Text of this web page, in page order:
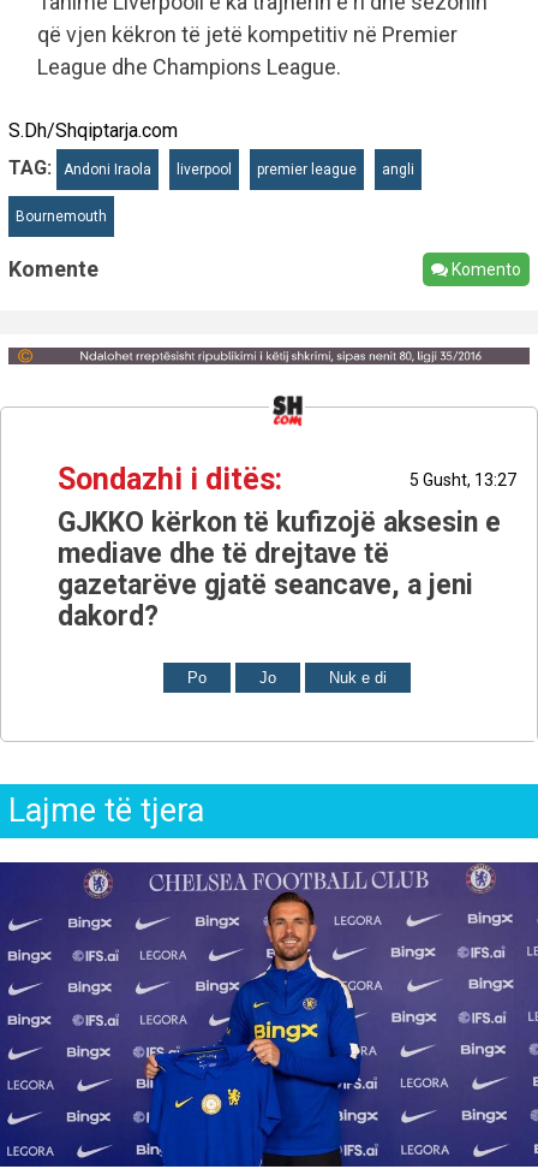
që vjen këkron të jetë kompetitiv në Premier
League dhe Champions League.
S.Dh/Shqiptarja.com
TAG:
Andoni Iraola liverpool premier league angli
Bournemouth
Komente Komento
Sondazhi i ditës: 5 Gusht, 13:27
GJKKO kërkon të kufizojë aksesin e
mediave dhe të drejtave të
gazetarëve gjatë seancave, a jeni
dakord?
Po Jo Nuk e di
Lajme të tjera